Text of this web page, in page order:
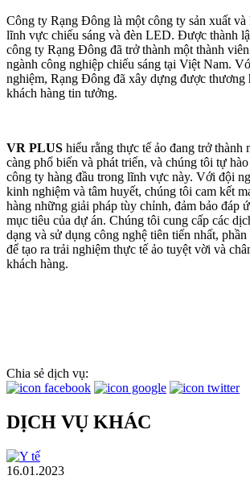
Công ty Rạng Đông là một công ty sản xuất
lĩnh vực chiếu sáng và đèn LED. Được thành
công ty Rạng Đông đã trở thành một thành
ngành công nghiệp chiếu sáng tại Việt Nam.
nghiệm, Rạng Đông đã xây dựng được thương
khách hàng tin tưởng.
VR PLUS hiểu rằng thực tế ảo đang trở thành
càng phổ biến và phát triển, và chúng tôi tự
công ty hàng đầu trong lĩnh vực này. Với đội
kinh nghiệm và tâm huyết, chúng tôi cam kết
hàng những giải pháp tùy chỉnh, đảm bảo đáp
mục tiêu của dự án. Chúng tôi cung cấp các
dạng và sử dụng công nghệ tiên tiến nhất,
để tạo ra trải nghiệm thực tế ảo tuyệt vời và
khách hàng.
Chia sẻ dịch vụ:
DỊCH VỤ KHÁC
16.01.2023